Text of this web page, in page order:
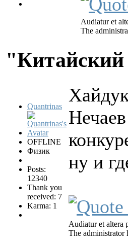
Audiatur et
The
Quantrinas
OFFLINE
Физик
Posts:
12340
Thank you
received: 7
Karma: 1
ну и
Audiatur et altera
The administrator